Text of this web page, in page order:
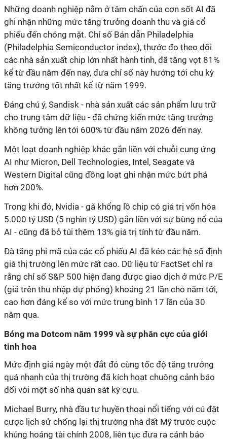
Những doanh nghiệp nằm ở tâm chấn của cơn sốt AI đã
ghi nhận những mức tăng trưởng doanh thu và giá cổ
phiếu đến chóng mặt. Chỉ số Bán dẫn Philadelphia
(Philadelphia Semiconductor index), thước đo theo dõi
các nhà sản xuất chip lớn nhất hành tinh, đã tăng vọt 81%
kể từ đầu năm đến nay, đưa chỉ số này hướng tới chu kỳ
tăng trưởng tốt nhất kể từ năm 1999.
Đáng chú ý, Sandisk - nhà sản xuất các sản phẩm lưu trữ
cho trung tâm dữ liệu - đã chứng kiến mức tăng trưởng
không tưởng lên tới 600% từ đầu năm 2026 đến nay.
Một loạt doanh nghiệp khác gắn liền với chuỗi cung ứng
AI như Micron, Dell Technologies, Intel, Seagate và
Western Digital cũng đồng loạt ghi nhận mức bứt phá
hơn 200%.
Trong khi đó, Nvidia - gã khổng lồ chip có giá trị vốn hóa
5.000 tỷ USD (5 nghìn tỷ USD) gắn liền với sự bùng nổ của
AI - cũng đã bỏ túi thêm 13% giá trị tính từ đầu năm.
Đà tăng phi mã của các cổ phiếu AI đã kéo các hệ số định
giá thị trường lên mức rất cao. Dữ liệu từ FactSet chỉ ra
rằng chỉ số S&P 500 hiện đang được giao dịch ở mức P/E
(giá trên thu nhập dự phóng) khoảng 21 lần cho năm tới,
cao hơn đáng kể so với mức trung bình 17 lần của 30
năm qua.
Bóng ma Dotcom năm 1999 và sự phân cực của giới
tinh hoa
Mức định giá ngày một đắt đỏ cùng tốc độ tăng trưởng
quá nhanh của thị trường đã kích hoạt chuông cảnh báo
đối với một số nhà quan sát kỳ cựu.
Michael Burry, nhà đầu tư huyền thoại nổi tiếng với cú đặt
cược lịch sử chống lại thị trường nhà đất Mỹ trước cuộc
khủng hoảng tài chính 2008, liên tục đưa ra cảnh báo